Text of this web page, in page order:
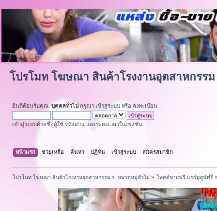
โปรโมท โฆษณา สินค้าโรงงานอุตสาหกรรม
ยินดีต้อนรับคุณ,บุคคลทั่วไปกรุณา เข้าสู่ระบบ หรือ ลงทะเบียน
เข้าสู่ระบบด้วยชื่อผู้ใช้ รหัสผ่าน และระยะเวลาในเซสชั่น
หน้าแรก ช่วยเหลือ ค้นหา ปฏิทิน เข้าสู่ระบบ สมัครสมาชิก
โปรโมท โฆษณา สินค้าโรงงานอุตสาหกรรม » หมวดหมู่ทั่วไป» โพสต์ขายฟรี แชร์ยูทูปฟรี»